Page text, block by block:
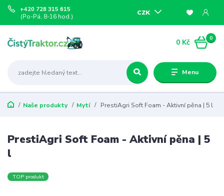
Menu
CZK
+420 728 315 615
(Po-Pá, 8-16 hod.)
0
0 Kč
Naše produkty Mytí PrestiAgri Soft Foam - Aktivní pěna | 5 l
PrestiAgri Soft Foam - Aktivní pěna | 5
l
TOP produkt